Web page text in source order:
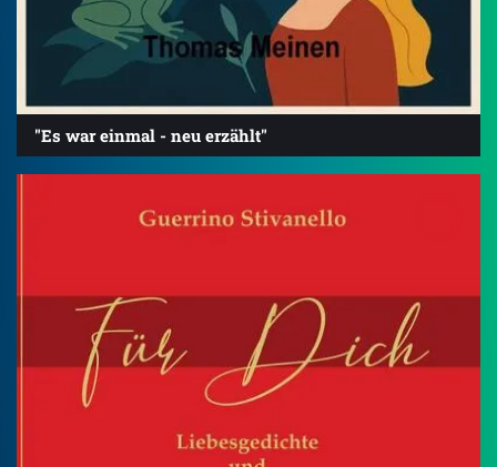
"Es war einmal - neu erzählt"